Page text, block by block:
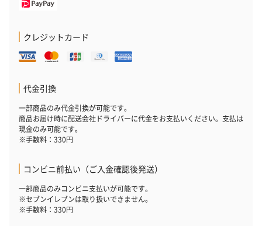
クレジットカード
代金引換
一部商品のみ代金引換が可能です。
商品お届け時に配送会社ドライバーに代金をお支払いください。支払は
現金のみ可能です。
※手数料：330円
コンビニ前払い（ご入金確認後発送）
一部商品のみコンビニ支払いが可能です。
※セブンイレブンは取り扱いできません。
※手数料：330円